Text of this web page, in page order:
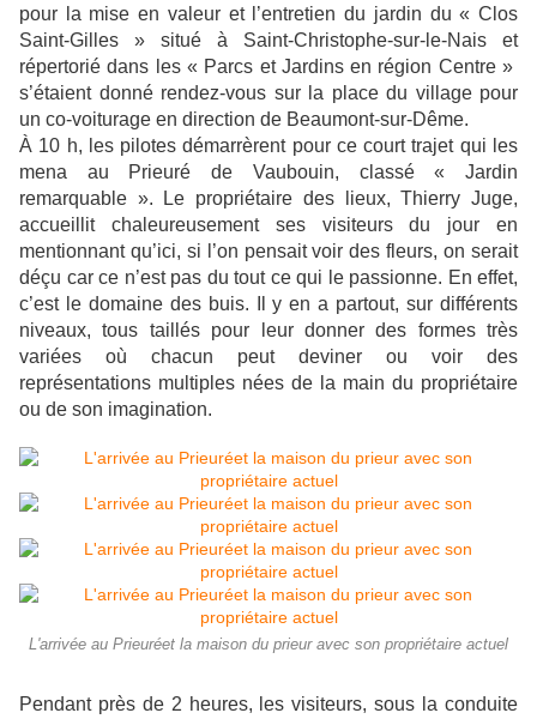
pour la mise en valeur et l’entretien du jardin du « Clos
Saint-Gilles » situé à Saint-Christophe-sur-le-Nais et
répertorié dans les « Parcs et Jardins en région Centre »
s’étaient donné rendez-vous sur la place du village pour
un co-voiturage en direction de Beaumont-sur-Dême.
À 10 h, les pilotes démarrèrent pour ce court trajet qui les
mena au Prieuré de Vaubouin, classé « Jardin
remarquable ». Le propriétaire des lieux, Thierry Juge,
accueillit chaleureusement ses visiteurs du jour en
mentionnant qu’ici, si l’on pensait voir des fleurs, on serait
déçu car ce n’est pas du tout ce qui le passionne. En effet,
c’est le domaine des buis. Il y en a partout, sur différents
niveaux, tous taillés pour leur donner des formes très
variées où chacun peut deviner ou voir des
représentations multiples nées de la main du propriétaire
ou de son imagination.
L'arrivée au Prieuréet la maison du prieur avec son propriétaire actuel
Pendant près de 2 heures, les visiteurs, sous la conduite